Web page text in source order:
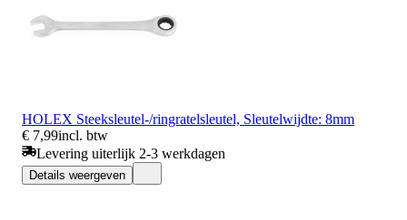
HOLEX Steeksleutel-/ringratelsleutel, Sleutelwijdte: 8mm
€ 7,99incl. btw
Levering uiterlijk 2-3 werkdagen
Details weergeven